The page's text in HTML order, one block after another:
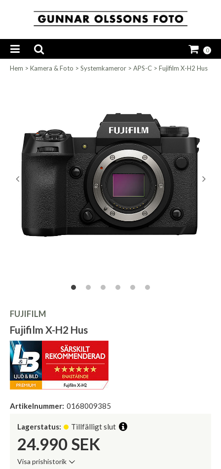
0
Hem > Kamera & Foto > Systemkameror > APS-C > Fujifilm X-H2 Hus
FUJIFILM
Fujifilm X-H2 Hus
Artikelnummer: 0168009385
Lagerstatus: Tillfälligt slut
24.990 SEK
Visa prishistorik